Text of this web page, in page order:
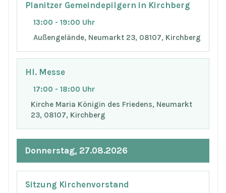
Planitzer Gemeindepilgern in Kirchberg
13:00 - 19:00 Uhr
Außengelände, Neumarkt 23, 08107, Kirchberg
Hl. Messe
17:00 - 18:00 Uhr
Kirche Maria Königin des Friedens, Neumarkt
23, 08107, Kirchberg
Donnerstag, 27.08.2026
Sitzung Kirchenvorstand